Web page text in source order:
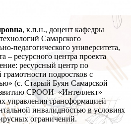
, к.п.н., доцент кафедры
Самарского
педагогического университета,
– ресурсного центра проекта
ресурсный центр по
подростков с
(с. Старый Буян Самарской
СРООИ«Интеллект»
управления трансформацией
инвалидностью в условиях
ограничений.